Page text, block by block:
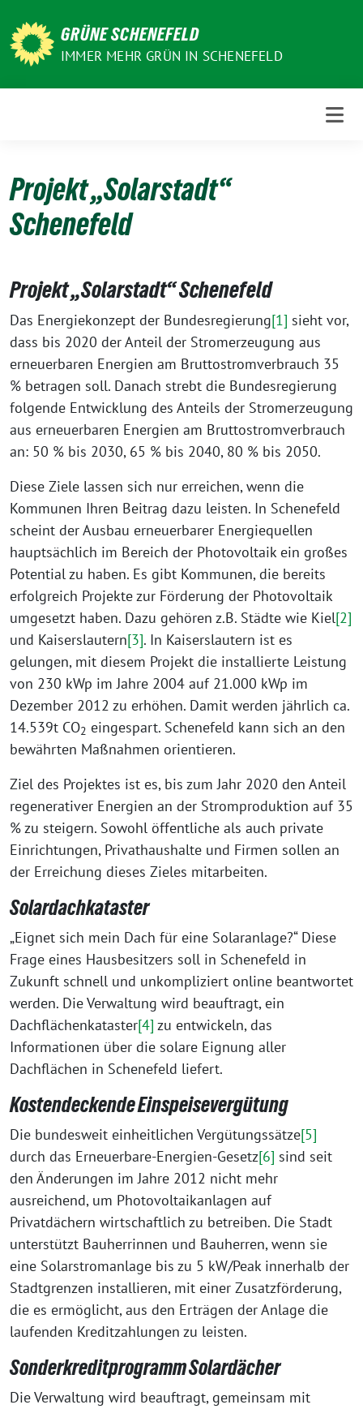
zum
Inhalt
GRÜNE SCHENEFELD
IMMER MEHR GRÜN IN SCHENEFELD
Projekt „Solarstadt“
Schenefeld
Projekt „Solarstadt“ Schenefeld
Das Energiekonzept der Bundesregierung[1] sieht vor,
dass bis 2020 der Anteil der Stromerzeugung aus
erneuerbaren Energien am Bruttostromverbrauch 35
% betragen soll. Danach strebt die Bundesregierung
folgende Entwicklung des Anteils der Stromerzeugung
aus erneuerbaren Energien am Bruttostromverbrauch
an: 50 % bis 2030, 65 % bis 2040, 80 % bis 2050.
Diese Ziele lassen sich nur erreichen, wenn die
Kommunen Ihren Beitrag dazu leisten. In Schenefeld
scheint der Ausbau erneuerbarer Energiequellen
hauptsächlich im Bereich der Photovoltaik ein großes
Potential zu haben. Es gibt Kommunen, die bereits
erfolgreich Projekte zur Förderung der Photovoltaik
umgesetzt haben. Dazu gehören z.B. Städte wie Kiel[2]
und Kaiserslautern[3]. In Kaiserslautern ist es
gelungen, mit diesem Projekt die installierte Leistung
von 230 kWp im Jahre 2004 auf 21.000 kWp im
Dezember 2012 zu erhöhen. Damit werden jährlich ca.
14.539t CO2 eingespart. Schenefeld kann sich an den
bewährten Maßnahmen orientieren.
Ziel des Projektes ist es, bis zum Jahr 2020 den Anteil
regenerativer Energien an der Stromproduktion auf 35
% zu steigern. Sowohl öffentliche als auch private
Einrichtungen, Privathaushalte und Firmen sollen an
der Erreichung dieses Zieles mitarbeiten.
Solardachkataster
„Eignet sich mein Dach für eine Solaranlage?“ Diese
Frage eines Hausbesitzers soll in Schenefeld in
Zukunft schnell und unkompliziert online beantwortet
werden. Die Verwaltung wird beauftragt, ein
Dachflächenkataster[4] zu entwickeln, das
Informationen über die solare Eignung aller
Dachflächen in Schenefeld liefert.
Kostendeckende Einspeisevergütung
Die bundesweit einheitlichen Vergütungssätze[5]
durch das Erneuerbare-Energien-Gesetz[6] sind seit
den Änderungen im Jahre 2012 nicht mehr
ausreichend, um Photovoltaikanlagen auf
Privatdächern wirtschaftlich zu betreiben. Die Stadt
unterstützt Bauherrinnen und Bauherren, wenn sie
eine Solarstromanlage bis zu 5 kW/Peak innerhalb der
Stadtgrenzen installieren, mit einer Zusatzförderung,
die es ermöglicht, aus den Erträgen der Anlage die
laufenden Kreditzahlungen zu leisten.
Sonderkreditprogramm Solardächer
Die Verwaltung wird beauftragt, gemeinsam mit